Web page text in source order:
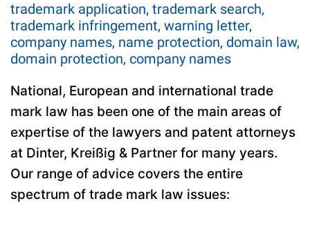
trademark application, trademark search,
trademark infringement, warning letter,
company names, name protection, domain law,
domain protection, company names
National, European and international trade
mark law has been one of the main areas of
expertise of the lawyers and patent attorneys
at Dinter, Kreißig & Partner for many years.
Our range of advice covers the entire
spectrum of trade mark law issues: